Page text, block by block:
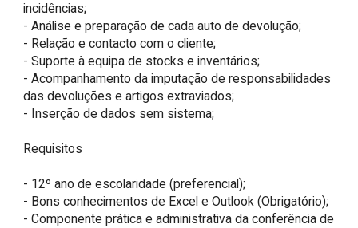
incidências;
- Análise e preparação de cada auto de devolução;
- Relação e contacto com o cliente;
- Suporte à equipa de stocks e inventários;
- Acompanhamento da imputação de responsabilidades
das devoluções e artigos extraviados;
- Inserção de dados sem sistema;
Requisitos
- 12º ano de escolaridade (preferencial);
- Bons conhecimentos de Excel e Outlook (Obrigatório);
- Componente prática e administrativa da conferência de